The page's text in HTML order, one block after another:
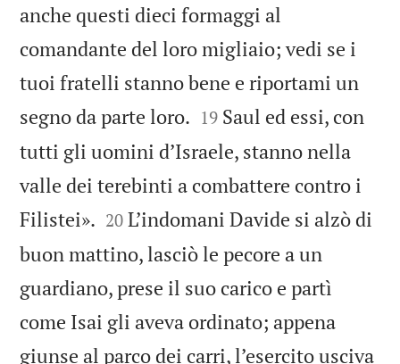
anche questi dieci formaggi al
comandante del loro migliaio; vedi se i
tuoi fratelli stanno bene e riportami un
segno da parte loro. 

19 Saul ed essi, con
tutti gli uomini d’Israele, stanno nella
valle dei terebinti a combattere contro i
Filistei». 

20 L’indomani Davide si alzò di
buon mattino, lasciò le pecore a un
guardiano, prese il suo carico e partì
come Isai gli aveva ordinato; appena
giunse al parco dei carri, l’esercito usciva